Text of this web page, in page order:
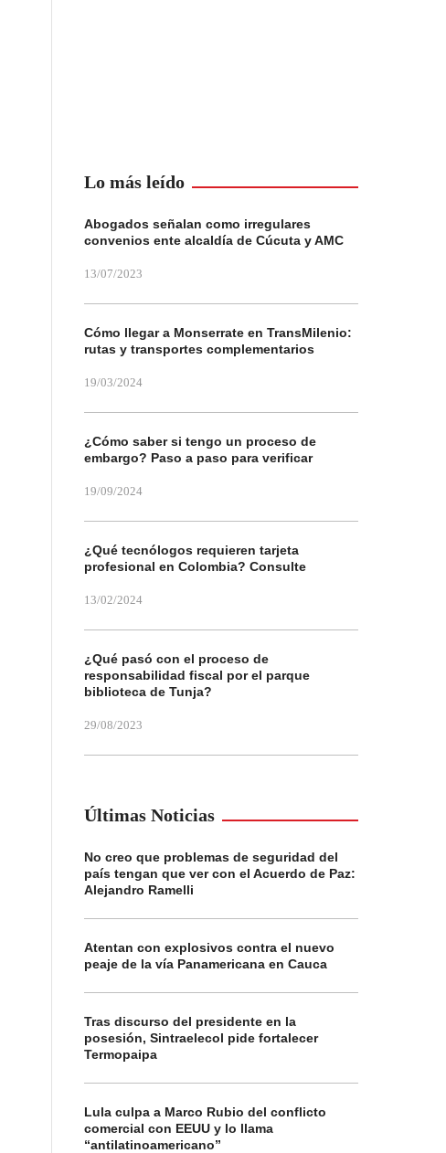
Lo más leído
Abogados señalan como irregulares
convenios ente alcaldía de Cúcuta y AMC
13/07/2023
Cómo llegar a Monserrate en TransMilenio:
rutas y transportes complementarios
19/03/2024
¿Cómo saber si tengo un proceso de
embargo? Paso a paso para verificar
19/09/2024
¿Qué tecnólogos requieren tarjeta
profesional en Colombia? Consulte
13/02/2024
¿Qué pasó con el proceso de
responsabilidad fiscal por el parque
biblioteca de Tunja?
29/08/2023
Últimas Noticias
No creo que problemas de seguridad del
país tengan que ver con el Acuerdo de Paz:
Alejandro Ramelli
Atentan con explosivos contra el nuevo
peaje de la vía Panamericana en Cauca
Tras discurso del presidente en la
posesión, Sintraelecol pide fortalecer
Termopaipa
Lula culpa a Marco Rubio del conflicto
comercial con EEUU y lo llama
“antilatinoamericano”